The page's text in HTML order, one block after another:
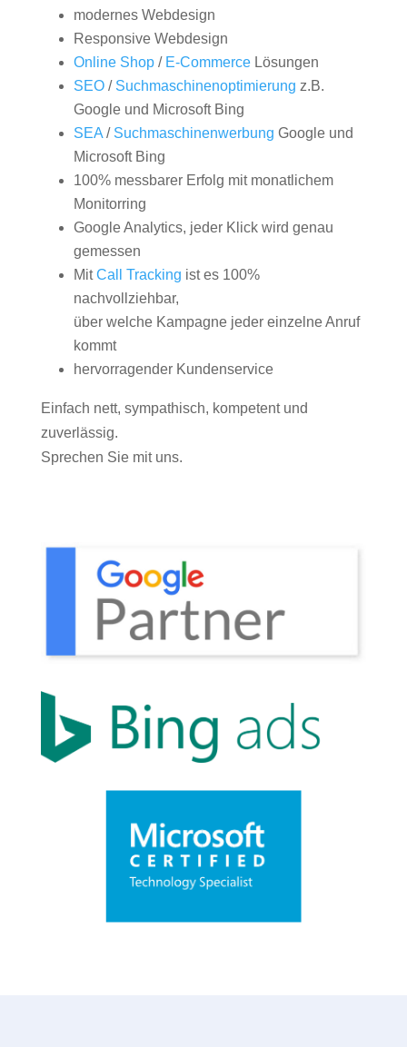
modernes Webdesign
Responsive Webdesign
Online Shop/ E-CommerceLösungen
SEO/ Suchmaschinenoptimierung z.B.
Google und Microsoft Bing
SEA/ Suchmaschinenwerbung Google und
Microsoft Bing
100% messbarer Erfolg mit monatlichem
Monitorring
Google Analytics, jeder Klick wird genau
gemessen
MitCall Tracking ist es 100%
nachvollziehbar,
über welche Kampagne jeder einzelne Anruf
kommt
hervorragender Kundenservice
Einfach nett, sympathisch, kompetent und
zuverlässig.
Sprechen Sie mit uns.